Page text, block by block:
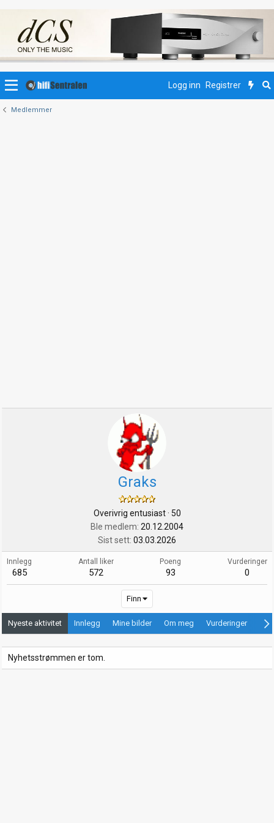
Logg inn Registrer
Medlemmer
Graks
Overivrig entusiast · 50
Ble medlem 20.12.2004
Sist sett 03.03.2026
Innlegg
685
Antall liker
572
Poeng
93
Vurderinger
0
Finn
Nyeste aktivitet Innlegg Mine bilder Om meg Vurderinger
Nyhetsstrømmen er tom.